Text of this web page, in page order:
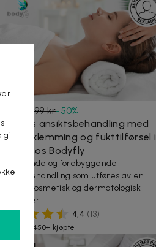
1 199 kr-50%
ansiktsbehandling med
utklemming og fukttilførsel i
hos Bodyfly
En pleiende og forebyggende
som utføres av en
erfaren kosmetisk og dermatologisk
sykepleier
4,4 (13)
450+ kjøpte
gi